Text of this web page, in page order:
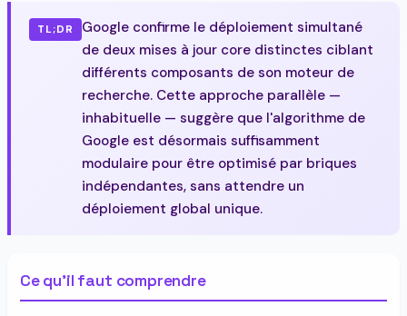
TL;DR
Google confirme le déploiement simultané
de deux mises à jour core distinctes ciblant
différents composants de son moteur de
recherche. Cette approche parallèle —
inhabituelle — suggère que l'algorithme de
Google est désormais suffisamment
modulaire pour être optimisé par briques
indépendantes, sans attendre un
déploiement global unique.
Ce qu'il faut comprendre